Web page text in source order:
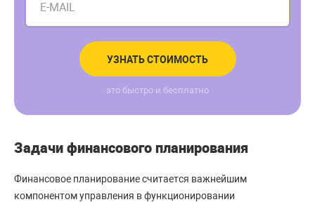
E-MAIL
УЗНАТЬ СТОИМОСТЬ
это быстро и бесплатно
Задачи финансового планирования
Финансовое планирование считается важнейшим
компонентом управления в функционировании